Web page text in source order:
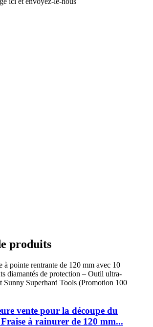
produits
vente pour la découpe du
Fraise à rainurer de 120 mm...